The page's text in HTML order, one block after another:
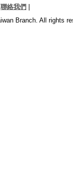
聯絡我們
Branch. All rights